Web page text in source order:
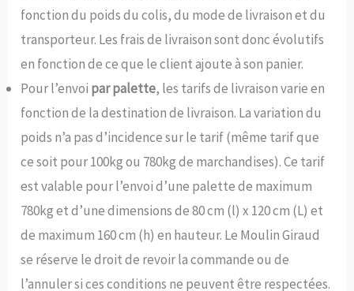
fonction du poids du colis, du mode de livraison et du
transporteur. Les frais de livraison sont donc évolutifs
en fonction de ce que le client ajoute à son panier.
Pour l’envoi par palette, les tarifs de livraison varie en
fonction de la destination de livraison. La variation du
poids n’a pas d’incidence sur le tarif (même tarif que
ce soit pour 100kg ou 780kg de marchandises). Ce tarif
est valable pour l’envoi d’une palette de maximum
780kg et d’une dimensions de 80 cm (l) x 120 cm (L) et
de maximum 160 cm (h) en hauteur. Le Moulin Giraud
se réserve le droit de revoir la commande ou de
l’annuler si ces conditions ne peuvent être respectées.